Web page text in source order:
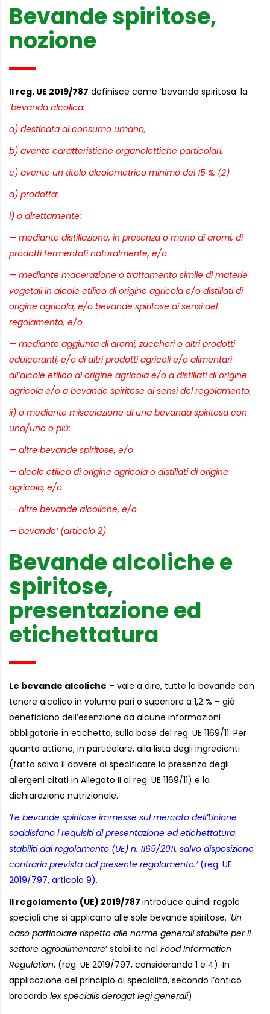
Bevande spiritose,
nozione
Il reg. UE 2019/787 definisce come ‘bevanda spiritosa’ la
‘bevanda alcolica:
a) destinata al consumo umano,
b) avente caratteristiche organolettiche particolari,
c) avente un titolo alcolometrico minimo del 15 %, (2)
d) prodotta:
i) o direttamente:
— mediante distillazione, in presenza o meno di aromi, di
prodotti fermentati naturalmente, e/o
— mediante macerazione o trattamento simile di materie
vegetali in alcole etilico di origine agricola e/o distillati di
origine agricola, e/o bevande spiritose ai sensi del
regolamento, e/o
— mediante aggiunta di aromi, zuccheri o altri prodotti
edulcoranti, e/o di altri prodotti agricoli e/o alimentari
all’alcole etilico di origine agricola e/o a distillati di origine
agricola e/o a bevande spiritose ai sensi del regolamento,
ii) o mediante miscelazione di una bevanda spiritosa con
una/uno o più:
— altre bevande spiritose, e/o
— alcole etilico di origine agricola o distillati di origine
agricola, e/o
— altre bevande alcoliche, e/o
— bevande’ (articolo 2).
Bevande alcoliche e
spiritose,
presentazione ed
etichettatura
Le bevande alcoliche – vale a dire, tutte le bevande con
tenore alcolico in volume pari o superiore a 1,2 % – già
beneficiano dell’esenzione da alcune informazioni
obbligatorie in etichetta, sulla base del reg. UE 1169/11. Per
quanto attiene, in particolare, alla lista degli ingredienti
(fatto salvo il dovere di specificare la presenza degli
allergeni citati in Allegato II al reg. UE 1169/11) e la
dichiarazione nutrizionale.
‘Le bevande spiritose immesse sul mercato dell’Unione
soddisfano i requisiti di presentazione ed etichettatura
stabiliti dal regolamento (UE) n. 1169/2011, salvo disposizione
contraria prevista dal presente regolamento.’(reg. UE
2019/797, articolo 9).
Il regolamento (UE) 2019/787 introduce quindi regole
speciali che si applicano alle sole bevande spiritose. ‘Un
caso particolare rispetto alle norme generali stabilite per il
settore agroalimentare’ stabilite nel Food Information
Regulation, (reg. UE 2019/797, considerando 1 e 4). In
applicazione del principio di specialità, secondo l’antico
brocardo lex specialis derogat legi generali).